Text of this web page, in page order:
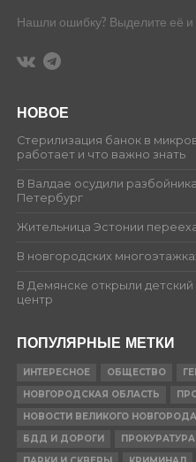
Нашли ошибку? Выделите её
НОВОЕ
Стерилизация банок в
работает и что важно знать
В Валдае осудили
Петербург
Жительница Эстонии
В новгородских
В Демянске открыли детский
центр
ПОПУЛЯРНЫЕ МЕТКИ
ИНТЕРЕСНОЕ ОБЩЕСТВО
НОВГОРОДСКАЯ ОБЛАСТЬ
НОВОСТИ ВЕЛИКОГО НОВГОРОДА
БДД И ДОРОГИ
ПРОКУРАТУРА